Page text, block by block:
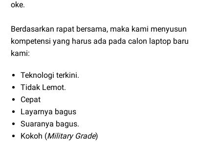
oke.
Berdasarkan rapat bersama, maka kami menyusun
kompetensi yang harus ada pada calon laptop baru
kami:
Teknologi terkini.
Tidak Lemot.
Cepat
Layarnya bagus
Suaranya bagus.
Kokoh (Military Grade)